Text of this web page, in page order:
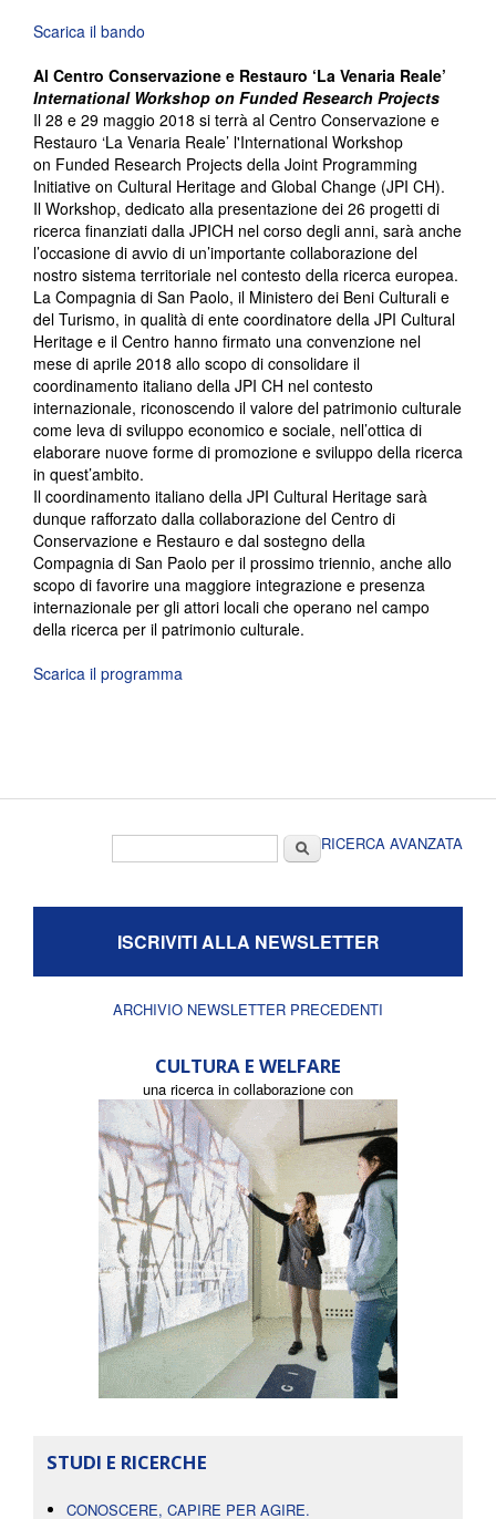
Scarica il bando
Al Centro Conservazione e Restauro ‘La Venaria Reale’
International Workshop on Funded Research Projects
Il 28 e 29 maggio 2018 si terrà al Centro Conservazione e
Restauro ‘La Venaria Reale’ l'International Workshop
on Funded Research Projects della Joint Programming
Initiative on Cultural Heritage and Global Change (JPI CH).
Il Workshop, dedicato alla presentazione dei 26 progetti di
ricerca finanziati dalla JPICH nel corso degli anni, sarà anche
l’occasione di avvio di un’importante collaborazione del
nostro sistema territoriale nel contesto della ricerca europea.
La Compagnia di San Paolo, il Ministero dei Beni Culturali e
del Turismo, in qualità di ente coordinatore della JPI Cultural
Heritage e il Centro hanno firmato una convenzione nel
mese di aprile 2018 allo scopo di consolidare il
coordinamento italiano della JPI CH nel contesto
internazionale, riconoscendo il valore del patrimonio culturale
come leva di sviluppo economico e sociale, nell’ottica di
elaborare nuove forme di promozione e sviluppo della ricerca
in quest’ambito.
Il coordinamento italiano della JPI Cultural Heritage sarà
dunque rafforzato dalla collaborazione del Centro di
Conservazione e Restauro e dal sostegno della
Compagnia di San Paolo per il prossimo triennio, anche allo
scopo di favorire una maggiore integrazione e presenza
internazionale per gli attori locali che operano nel campo
della ricerca per il patrimonio culturale.
Scarica il programma
CercaRICERCA AVANZATA
ISCRIVITI ALLA NEWSLETTER
ARCHIVIO NEWSLETTER PRECEDENTI
CULTURA E WELFARE
una ricerca in collaborazione con
STUDI E RICERCHE
CONOSCERE, CAPIRE PER AGIRE.